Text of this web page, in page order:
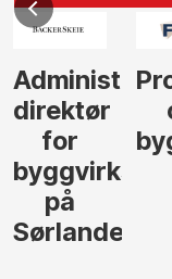
direktør
for
på
Sørlandet